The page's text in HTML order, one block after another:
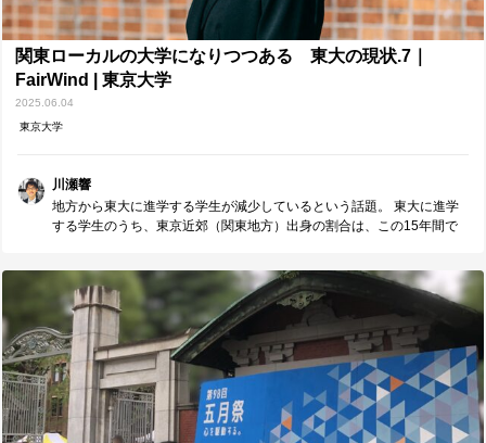
関東ローカルの大学になりつつある 東大の現状.7｜
FairWind | 東京大学
2025.06.04
東京大学
川瀬響
地方から東大に進学する学生が減少しているという話題。 東大に進学
する学生のうち、東京近郊（関東地方）出身の割合は、この15年間で
14歳の子どもの人口で見てみると、関東地方の7都県が全国に占める割
合は、2007年には31.6%だったのが、2022年では33.8%と、大きくは
変わっていません。 記事にもあるように、東大の魅力や東大で学ぶ意
義が、地方の高校生には十分に伝わっていない可能性もあるのではな
いでしょうか。 私自身も、東京と地方の高校生が東大を目指すきっか
けに差が生まれないように、微力ながら力になりたいと考えていま
す。 それが、東大の多様性を広げ、日本全体の教育水準の向上にもつ
ながると信じています。